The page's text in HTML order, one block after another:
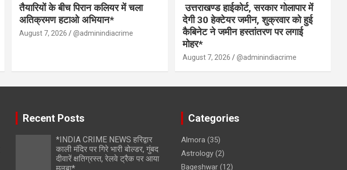
तैयारियों के बीच पिरान कलियर में चला
अतिक्रमण हटाओ अभियान*
August 7, 2026 @adminindiacrime
उत्तराखण्ड हाईकोर्ट, सरकार गोलापार में
देगी 30 हेक्टेयर जमीन, शुक्रवार को हुई
कैबिनेट ने जमीन हस्तांतरण पर लगाई
मोहर*
August 7, 2026 @adminindiacrime
Recent Posts
*INDIA CRIME NEWS हरिद्वार
काली मंदिर पर गिरे भारी बोल्डर, गुंबद
दीवारें क्षतिग्रस्त, रेलवे ट्रैक पर आया
मलबा*
Categories
Almora(35)
Astrology(2)
Bageshwar(12)